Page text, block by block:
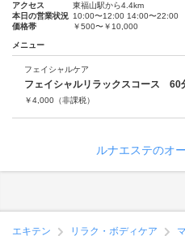
アクセス
東福山駅から4.4km
本日の営業状況 10:00〜12:00 14:00〜22:00
価格帯
￥500〜￥10,000
メニュー
フェイシャルケア
フェイシャルリラックスコース 60
￥4,000 （非課税）
ルナエステのオ
エキテン リラク・ボディケア